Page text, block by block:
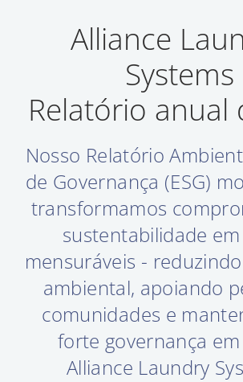
Alliance
Systems
Relatório anual
Nosso Relatório
de Governança (ESG)
transformamos
sustentabilidade
mensuráveis -
ambiental, apoiando
comunidades e
forte governança
Alliance Laundry